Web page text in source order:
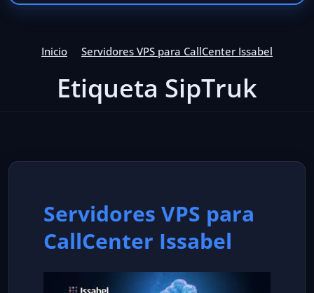
Inicio Servidores VPS para CallCenter Issabel
Etiqueta SipTruk
Servidores VPS para
CallCenter Issabel